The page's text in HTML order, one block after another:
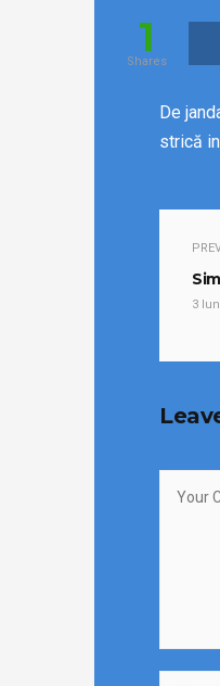
1
Shares
De
strică
3